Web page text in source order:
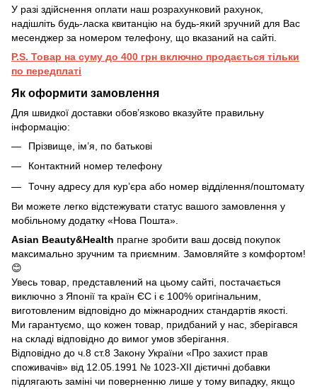
У разі здійснення оплати наш розрахунковий рахунок,
надішліть будь-ласка квитанцію на будь-який зручний для Вас
месенджер за номером телефону, що вказаний на сайті.
P.S. Товар на суму до 400 грн включно продається тільки
по передплаті
Як оформити замовлення
Для швидкої доставки обов’язково вказуйте правильну
інформацію:
Прізвище, ім’я, по батькові
Контактний номер телефону
Точну адресу для кур’єра або номер відділення/поштомату
Ви можете легко відстежувати статус вашого замовлення у
мобільному додатку «Нова Пошта».
Asian Beauty&Health прагне зробити ваш досвід покупок
максимально зручним та приємним. Замовляйте з комфортом!
😊
Увесь товар, представлений на цьому сайті, постачається
виключно з Японії та країн ЄС і є 100% оригінальним,
виготовленим відповідно до міжнародних стандартів якості.
Ми гарантуємо, що кожен товар, придбаний у нас, зберігався
на складі відповідно до вимог умов зберігання.
Відповідно до ч.8 ст.8 Закону України «Про захист прав
споживачів» від 12.05.1991 № 1023-ХІІ дієтичні добавки
підлягають заміні чи поверненню лише у тому випадку, якщо